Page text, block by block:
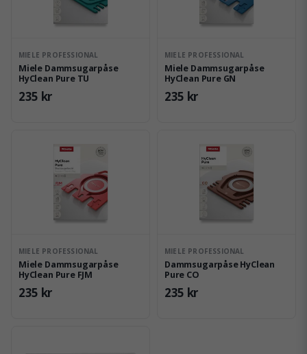
MIELE PROFESSIONAL
Miele Dammsugarpåse
HyClean Pure TU
235 kr
MIELE PROFESSIONAL
Miele Dammsugarpåse
HyClean Pure GN
235 kr
MIELE PROFESSIONAL
Miele Dammsugarpåse
HyClean Pure FJM
235 kr
MIELE PROFESSIONAL
Dammsugarpåse HyClean
Pure CO
235 kr